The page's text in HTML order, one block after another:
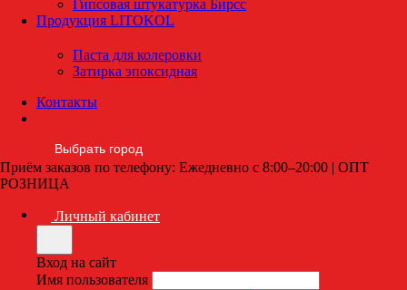
Гипсовая штукатурка Бирсс
Продукция LITOKOL
Паста для колеровки
Затирка эпоксидная
Контакты
Выбрать город
Приём заказов по телефону: Ежедневно с 8:00–20:00 | ОПТ
РОЗНИЦА
Личный кабинет
Вход на сайт
Имя пользователя